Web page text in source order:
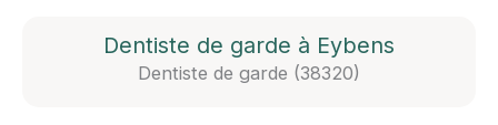
Dentiste de garde à Eybens
Dentiste de garde (38320)